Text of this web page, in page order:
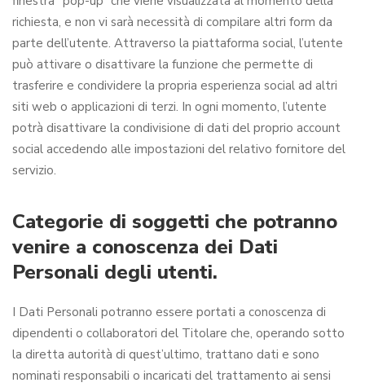
richiesta, e non vi sarà necessità di compilare altri form da
parte dell’utente. Attraverso la piattaforma social, l’utente
può attivare o disattivare la funzione che permette di
trasferire e condividere la propria esperienza social ad altri
siti web o applicazioni di terzi. In ogni momento, l’utente
potrà disattivare la condivisione di dati del proprio account
social accedendo alle impostazioni del relativo fornitore del
servizio.
Categorie di soggetti che potranno
venire a conoscenza dei Dati
Personali degli utenti.
I Dati Personali potranno essere portati a conoscenza di
dipendenti o collaboratori del Titolare che, operando sotto
la diretta autorità di quest’ultimo, trattano dati e sono
nominati responsabili o incaricati del trattamento ai sensi